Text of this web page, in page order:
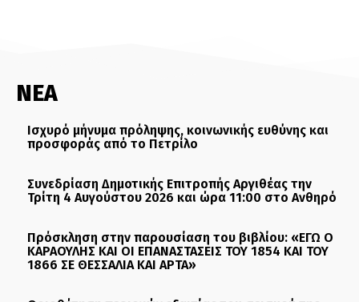
ΝΕΑ
Ισχυρό μήνυμα πρόληψης, κοινωνικής ευθύνης και
προσφοράς από το Πετρίλο
Συνεδρίαση Δημοτικής Επιτροπής Αργιθέας την
Τρίτη 4 Αυγούστου 2026 και ώρα 11:00 στο Ανθηρό
Πρόσκληση στην παρουσίαση του βιβλίου: «ΕΓΩ Ο
ΚΑΡΑΟΥΛΗΣ ΚΑΙ ΟΙ ΕΠΑΝΑΣΤΑΣΕΙΣ ΤΟΥ 1854 ΚΑΙ ΤΟΥ
1866 ΣΕ ΘΕΣΣΑΛΙΑ ΚΑΙ ΑΡΤΑ»